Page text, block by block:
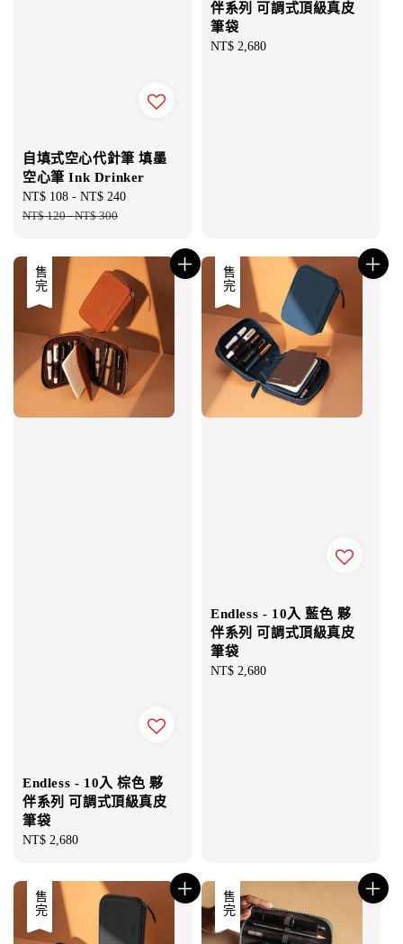
自填式空心代針筆 填墨
空心筆 Ink Drinker
Sale
price
NT$ 108 - NT$ 240
NT$ 120-NT$ 300
伴系列 可調式頂級真皮
筆袋
Regular
NT$ 2,680
售完
Endless - 10入 棕色 夥
伴系列 可調式頂級真皮
筆袋
Regular
NT$ 2,680
售完
Endless - 10入 藍色 夥
伴系列 可調式頂級真皮
筆袋
Regular
NT$ 2,680
售完 售完